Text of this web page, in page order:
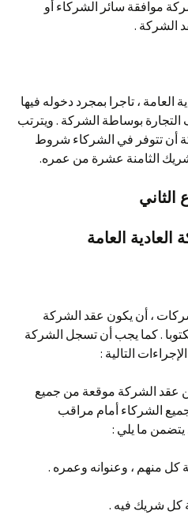
موافقة سائر الشركاء أو
الشركة .
العامة ، تاجرا بمجرد دخوله فيها
التجارة بوساطة الشركة . ويترتب
أن تتوفر في الشركاء شروط
الثامنة عشرة من عمره.
الثاني
العامة
، أن يكون عقد الشركة
. كما يجب أن تسجل الشركة
التالية :
عقد الشركة موقعة من جميع
الشركاء أمام مراقب
ما يلي :
كل منهم ، وعنوانه وعمره .
كل شريك فيه .